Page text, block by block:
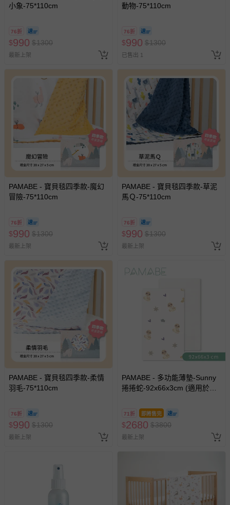
小象-75*110cm
76折
$990 $1300
最新上架
動物-75*110cm
76折
$990 $1300
已售出 1
PAMABE - 寶貝毯四季款-魔幻
冒險-75*110cm
76折
$990 $1300
最新上架
PAMABE - 寶貝毯四季款-草泥
馬Ｑ-75*110cm
76折
$990 $1300
最新上架
PAMABE - 寶貝毯四季款-柔情
羽毛-75*110cm
76折
$990 $1300
最新上架
PAMABE - 多功能薄墊-Sunny
捲捲蛇-92x66x3cm (適用於
71折 即將售完
$2680 $3800
最新上架